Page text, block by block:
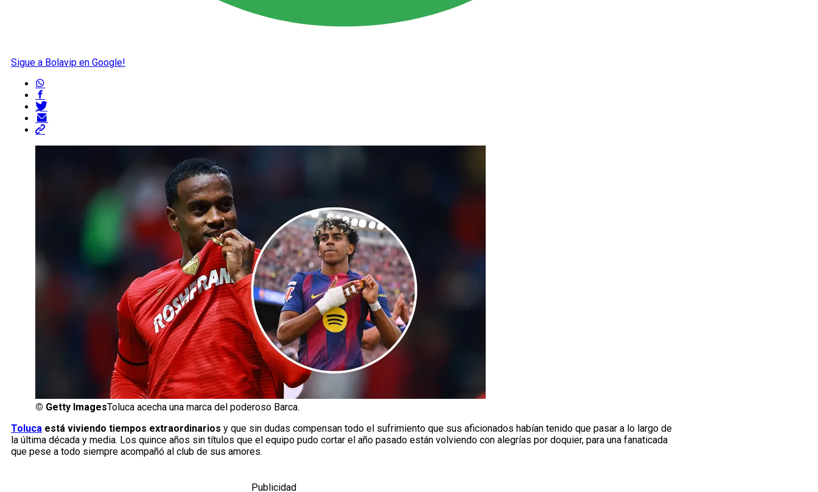
Sigue a Bolavip en Google!
© Getty ImagesToluca acecha una marca del poderoso Barca.
Toluca está viviendo tiempos extraordinarios y que sin dudas compensan todo el sufrimiento que sus aficionados habían tenido que pasar a lo largo de
la última década y media. Los quince años sin títulos que el equipo pudo cortar el año pasado están volviendo con alegrías por doquier, para una fanaticada
que pese a todo siempre acompañó al club de sus amores.
Publicidad